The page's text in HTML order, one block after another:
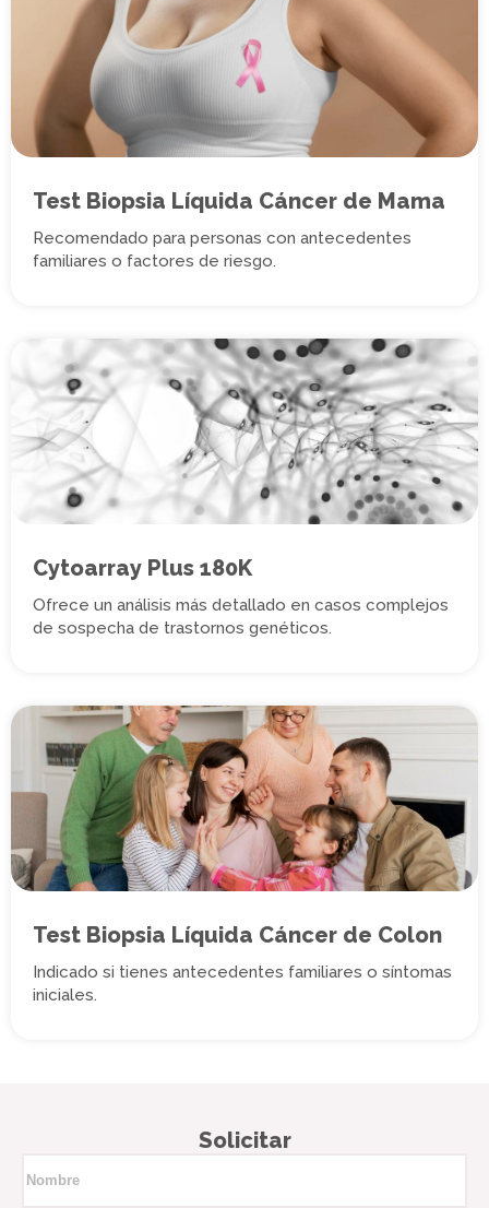
Test Biopsia Líquida Cáncer de Mama
Recomendado para personas con antecedentes
familiares o factores de riesgo.
Cytoarray Plus 180K
Ofrece un análisis más detallado en casos complejos
de sospecha de trastornos genéticos.
Test Biopsia Líquida Cáncer de Colon
Indicado si tienes antecedentes familiares o síntomas
iniciales.
Solicitar